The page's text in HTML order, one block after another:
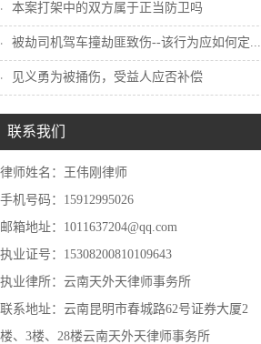
本案打架中的双方属于正当防卫吗
被劫司机驾车撞劫匪致伤--该行为应如何定...
见义勇为被捅伤，受益人应否补偿
联系我们
律师姓名：王伟刚律师
手机号码：15912995026
邮箱地址：1011637204@qq.com
执业证号：15308200810109643
执业律所：云南天外天律师事务所
联系地址：云南昆明市春城路62号证券大厦2
楼、3楼、28楼云南天外天律师事务所